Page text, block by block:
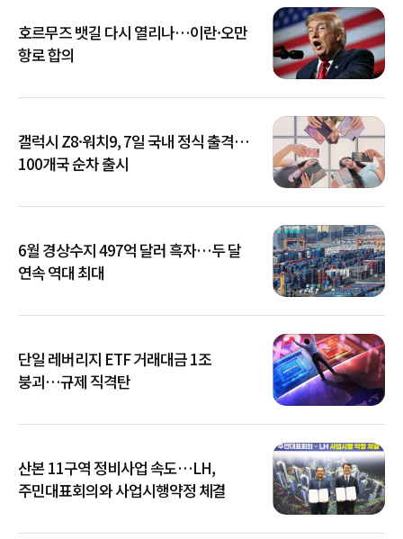
호르무즈 뱃길 다시 열리나…이란·오만
항로 합의
갤럭시 Z8·워치9, 7일 국내 정식 출격…
100개국 순차 출시
6월 경상수지 497억 달러 흑자…두 달
연속 역대 최대
단일 레버리지 ETF 거래대금 1조
붕괴…규제 직격탄
산본 11구역 정비사업 속도…LH,
주민대표회의와 사업시행약정 체결